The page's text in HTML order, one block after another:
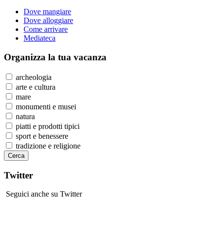
Dove mangiare
Dove alloggiare
Come arrivare
Mediateca
Organizza la tua vacanza
archeologia
arte e cultura
mare
monumenti e musei
natura
piatti e prodotti tipici
sport e benessere
tradizione e religione
Twitter
Seguici anche su Twitter